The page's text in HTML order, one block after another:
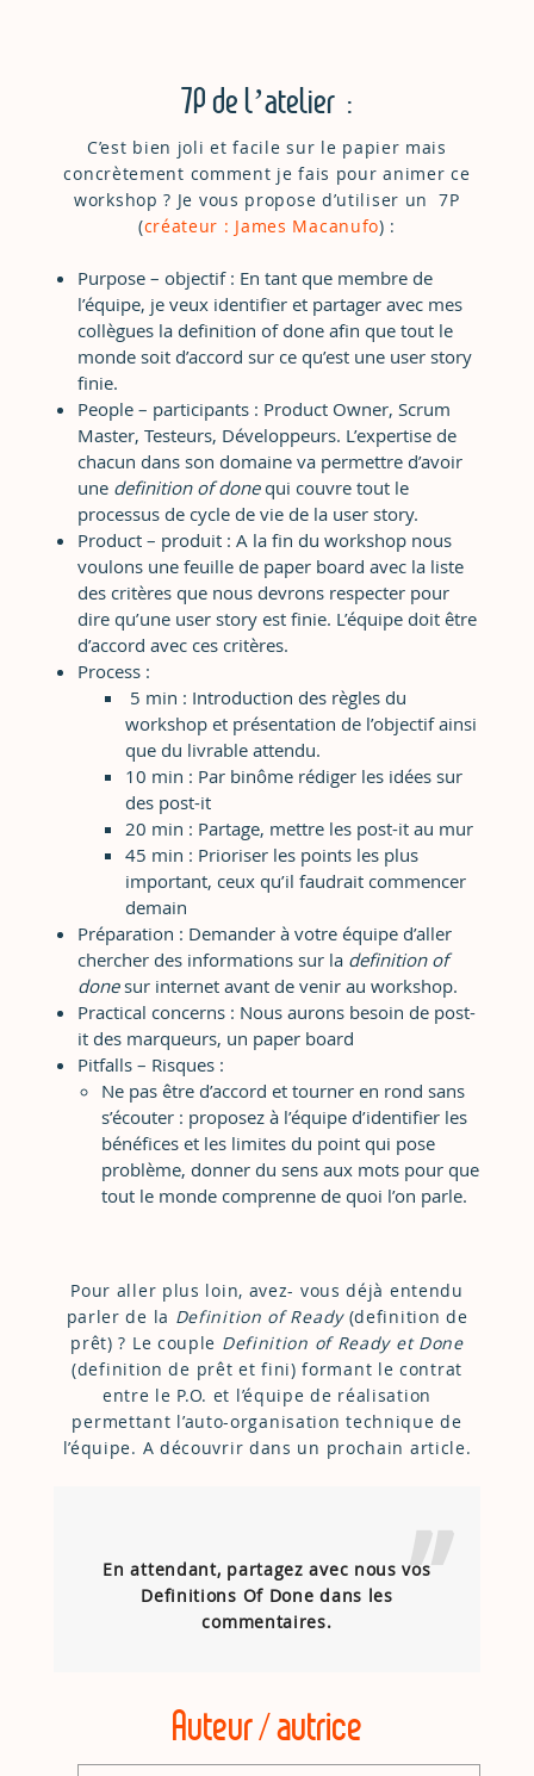
7P de l’atelier :
C’est bien joli et facile sur le papier mais
concrètement comment je fais pour animer ce
workshop ? Je vous propose d’utiliser un 7P
(créateur : James Macanufo) :
Purpose – objectif : En tant que membre de
l’équipe, je veux identifier et partager avec mes
collègues la definition of done afin que tout le
monde soit d’accord sur ce qu’est une user story
finie.
People – participants : Product Owner, Scrum
Master, Testeurs, Développeurs. L’expertise de
chacun dans son domaine va permettre d’avoir
une definition of donequi couvre tout le
processus de cycle de vie de la user story.
Product – produit : A la fin du workshop nous
voulons une feuille de paper board avec la liste
des critères que nous devrons respecter pour
dire qu’une user story est finie. L’équipe doit être
d’accord avec ces critères.
Process :
5 min : Introduction des règles du
workshop et présentation de l’objectif ainsi
que du livrable attendu.
10 min : Par binôme rédiger les idées sur
des post-it
20 min : Partage, mettre les post-it au mur
45 min : Prioriser les points les plus
important, ceux qu’il faudrait commencer
demain
Préparation : Demander à votre équipe d’aller
chercher des informations sur la definition of
donesur internet avant de venir au workshop.
Practical concerns : Nous aurons besoin de post-
it des marqueurs, un paper board
Pitfalls – Risques :
Ne pas être d’accord et tourner en rond sans
s’écouter : proposez à l’équipe d’identifier les
bénéfices et les limites du point qui pose
problème, donner du sens aux mots pour que
tout le monde comprenne de quoi l’on parle.
Pour aller plus loin, avez- vous déjà entendu
parler de la Definition of Ready(definition de
prêt) ? Le couple Definition of Ready et Done
(definition de prêt et fini) formant le contrat
entre le P.O. et l’équipe de réalisation
permettant l’auto-organisation technique de
l’équipe. A découvrir dans un prochain article.
En attendant, partagez avec nous vos
Definitions Of Done dans les
commentaires.
Auteur / autrice